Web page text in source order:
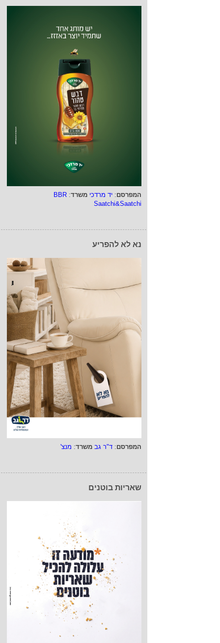
המפרסם: יד מרדכי משרד:
BBR
Saatchi&Saatchi
נא לא להפריע
המפרסם: ד"ר גב משרד: מנצ'
שאריות בוטנים